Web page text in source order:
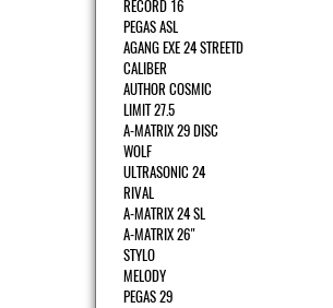
RECORD 16
PEGAS ASL
AGANG EXE 24 STREETD
CALIBER
AUTHOR COSMIC
LIMIT 27.5
A-MATRIX 29 DISC
WOLF
ULTRASONIC 24
RIVAL
A-MATRIX 24 SL
A-MATRIX 26"
STYLO
MELODY
PEGAS 29